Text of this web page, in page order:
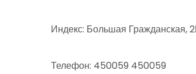
Индекс: Большая Гражданская,
Телефон: 450059 450059